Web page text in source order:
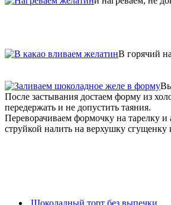
В горячий
После застывания достаем форму из
передержать и не допустить таяния.
Переворачиваем формочку на тарелку
струйкой налить на верхушку сгущенку
Шоколадный торт без выпечки